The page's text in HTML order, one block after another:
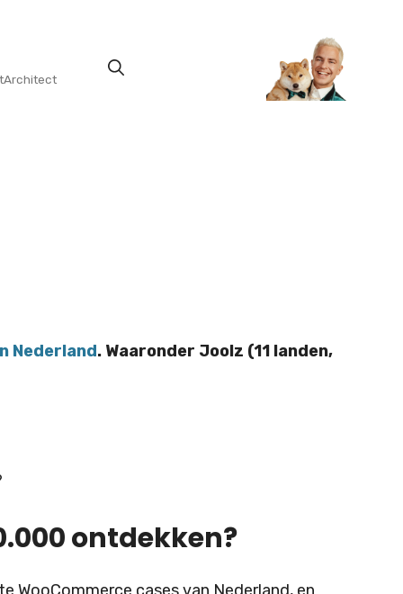
Nederland. Waaronder Joolz (11 landen,
ontdekken?